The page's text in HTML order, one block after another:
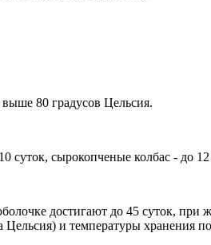
80 градусов Цельсия.
суток, сырокопченые колбас - до
достигают до 45 суток, при
и температуры хранения